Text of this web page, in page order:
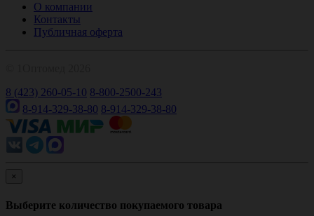
О компании
Контакты
Публичная оферта
8 (423) 260-05-10 8-800-2500-243
8-914-329-38-80 8-914-329-38-80
×
Выберите количество покупаемого товара